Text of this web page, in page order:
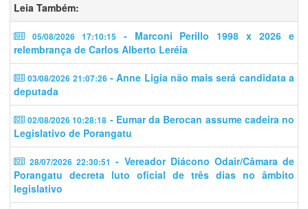
Leia Também:
05/08/2026 17:10:15
- Marconi Perillo 1998 x 2026 e
relembrança de Carlos Alberto Leréia
03/08/2026 21:07:26 - Anne Ligia não mais será candidata a
deputada
02/08/2026 10:28:18 - Eumar da Berocan assume cadeira no
Legislativo de Porangatu
28/07/2026 22:30:51 - Vereador Diácono Odair/Câmara de
Porangatu decreta luto oficial de três dias no âmbito
legislativo